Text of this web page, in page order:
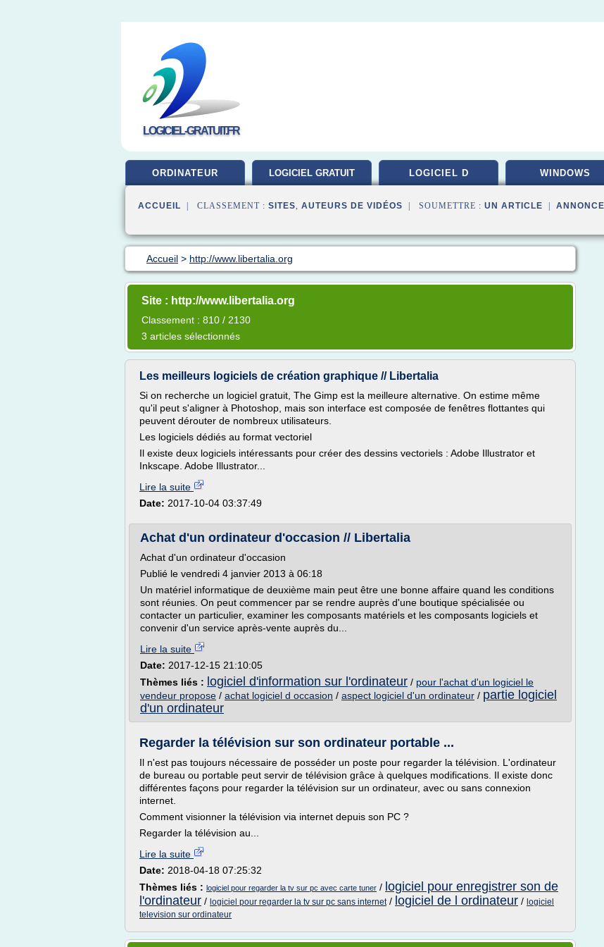
LOGICIEL-GRATUIT.FR
ORDINATEUR LOGICIEL GRATUIT LOGICIEL D WINDOWS
ACCUEIL | CLASSEMENT : SITES, AUTEURS DE VIDÉOS | SOUMETTRE : UN ARTICLE
Accueil > http://www.libertalia.org
Site : http://www.libertalia.org
Classement : 810 / 2130
3 articles sélectionnés
Les meilleurs logiciels de création graphique // Libertalia
Si on recherche un logiciel gratuit, The Gimp est la meilleure alternative. On estime même
qu'il peut s'aligner à Photoshop, mais son interface est composée de fenêtres flottantes qui
peuvent dérouter de nombreux utilisateurs.
Les logiciels dédiés au format vectoriel
Il existe deux logiciels intéressants pour créer des dessins vectoriels : Adobe Illustrator et
Inkscape. Adobe Illustrator...
Lire la suite
Date: 2017-10-04 03:37:49
Achat d'un ordinateur d'occasion // Libertalia
Achat d'un ordinateur d'occasion
Publié le vendredi 4 janvier 2013 à 06:18
Un matériel informatique de deuxième main peut être une bonne affaire quand les conditions
sont réunies. On peut commencer par se rendre auprès d'une boutique spécialisée ou
contacter un particulier, examiner les composants matériels et les composants logiciels et
convenir d'un service après-vente auprès du...
Lire la suite
Date: 2017-12-15 21:10:05
Thèmes liés : logiciel d'information sur l'ordinateur / pour l'achat d'un logiciel le
vendeur propose / achat logiciel d occasion / aspect logiciel d'un ordinateur / partie logiciel
d'un ordinateur
Regarder la télévision sur son ordinateur portable ...
Il n'est pas toujours nécessaire de posséder un poste pour regarder la télévision. L'ordinateur
de bureau ou portable peut servir de télévision grâce à quelques modifications. Il existe donc
différentes façons pour regarder la télévision sur un ordinateur, avec ou sans connexion
internet.
Comment visionner la télévision via internet depuis son PC ?
Regarder la télévision au...
Lire la suite
Date: 2018-04-18 07:25:32
Thèmes liés : logiciel pour regarder la tv sur pc avec carte tuner / logiciel pour enregistrer son de
l'ordinateur / logiciel pour regarder la tv sur pc sans internet/ logiciel de l ordinateur / logiciel
television sur ordinateur